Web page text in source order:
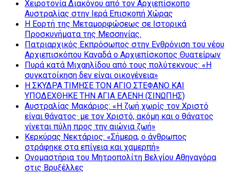
Χειροτονία Διακόνου από τον Αρχιεπίσκοπο
Αυστραλίας στην Ιερά Επισκοπή Χώρας
Η Εορτή της Μεταμορφώσεως σε Ιστορικά
Προσκυνήματα της Μεσσηνίας.
Πατριαρχικός Εκπρόσωπος στην Ενθρόνιση του νέου
Αρχιεπισκόπου Καναδά ο Αρχιεπίσκοπος Θυατείρων
Πυρά κατά Μιχαηλίδου από τους πολύτεκνους: «Η
συγκατοίκηση δεν είναι οικογένεια»
Η ΣΚΥΔΡΑ ΤΙΜΗΣΕ ΤΟΝ ΑΓΙΟ ΣΤΕΦΑΝΟ ΚΑΙ
ΥΠΟΔΕΧΘΗΚΕ ΤΗΝ ΑΓΙΑ ΕΛΕΝΗ (ΣΙΝΩΠΗΣ)
Αυστραλίας Μακάριος: «Η ζωή χωρίς τον Χριστό
είναι θάνατος· με τον Χριστό, ακόμη και ο θάνατος
γίνεται πύλη προς την αιώνια ζωή»
Κερκύρας Νεκτάριος: «Σήμερα, ο άνθρωπος
στράφηκε στα επίγεια και χαμερπή»
Ονομαστήρια του Μητροπολίτη Βελγίου Αθηναγόρα
στις Βρυξέλλες